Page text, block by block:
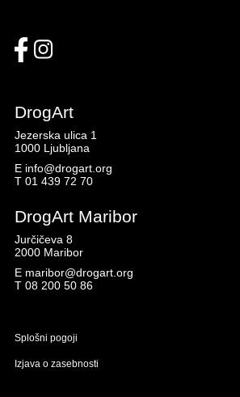
DrogArt
Jezerska ulica 1
1000 Ljubljana
E info@drogart.org
T 01 439 72 70
DrogArt Maribor
Jurčičeva 8
2000 Maribor
E maribor@drogart.org
T 08 200 50 86
Splošni pogoji
Izjava o zasebnosti